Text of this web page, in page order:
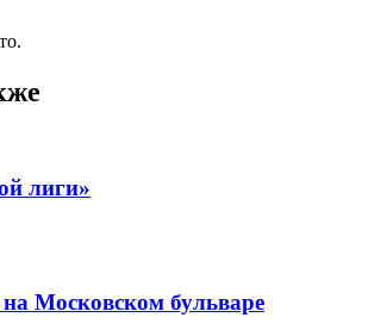
лиги»
Московском бульваре